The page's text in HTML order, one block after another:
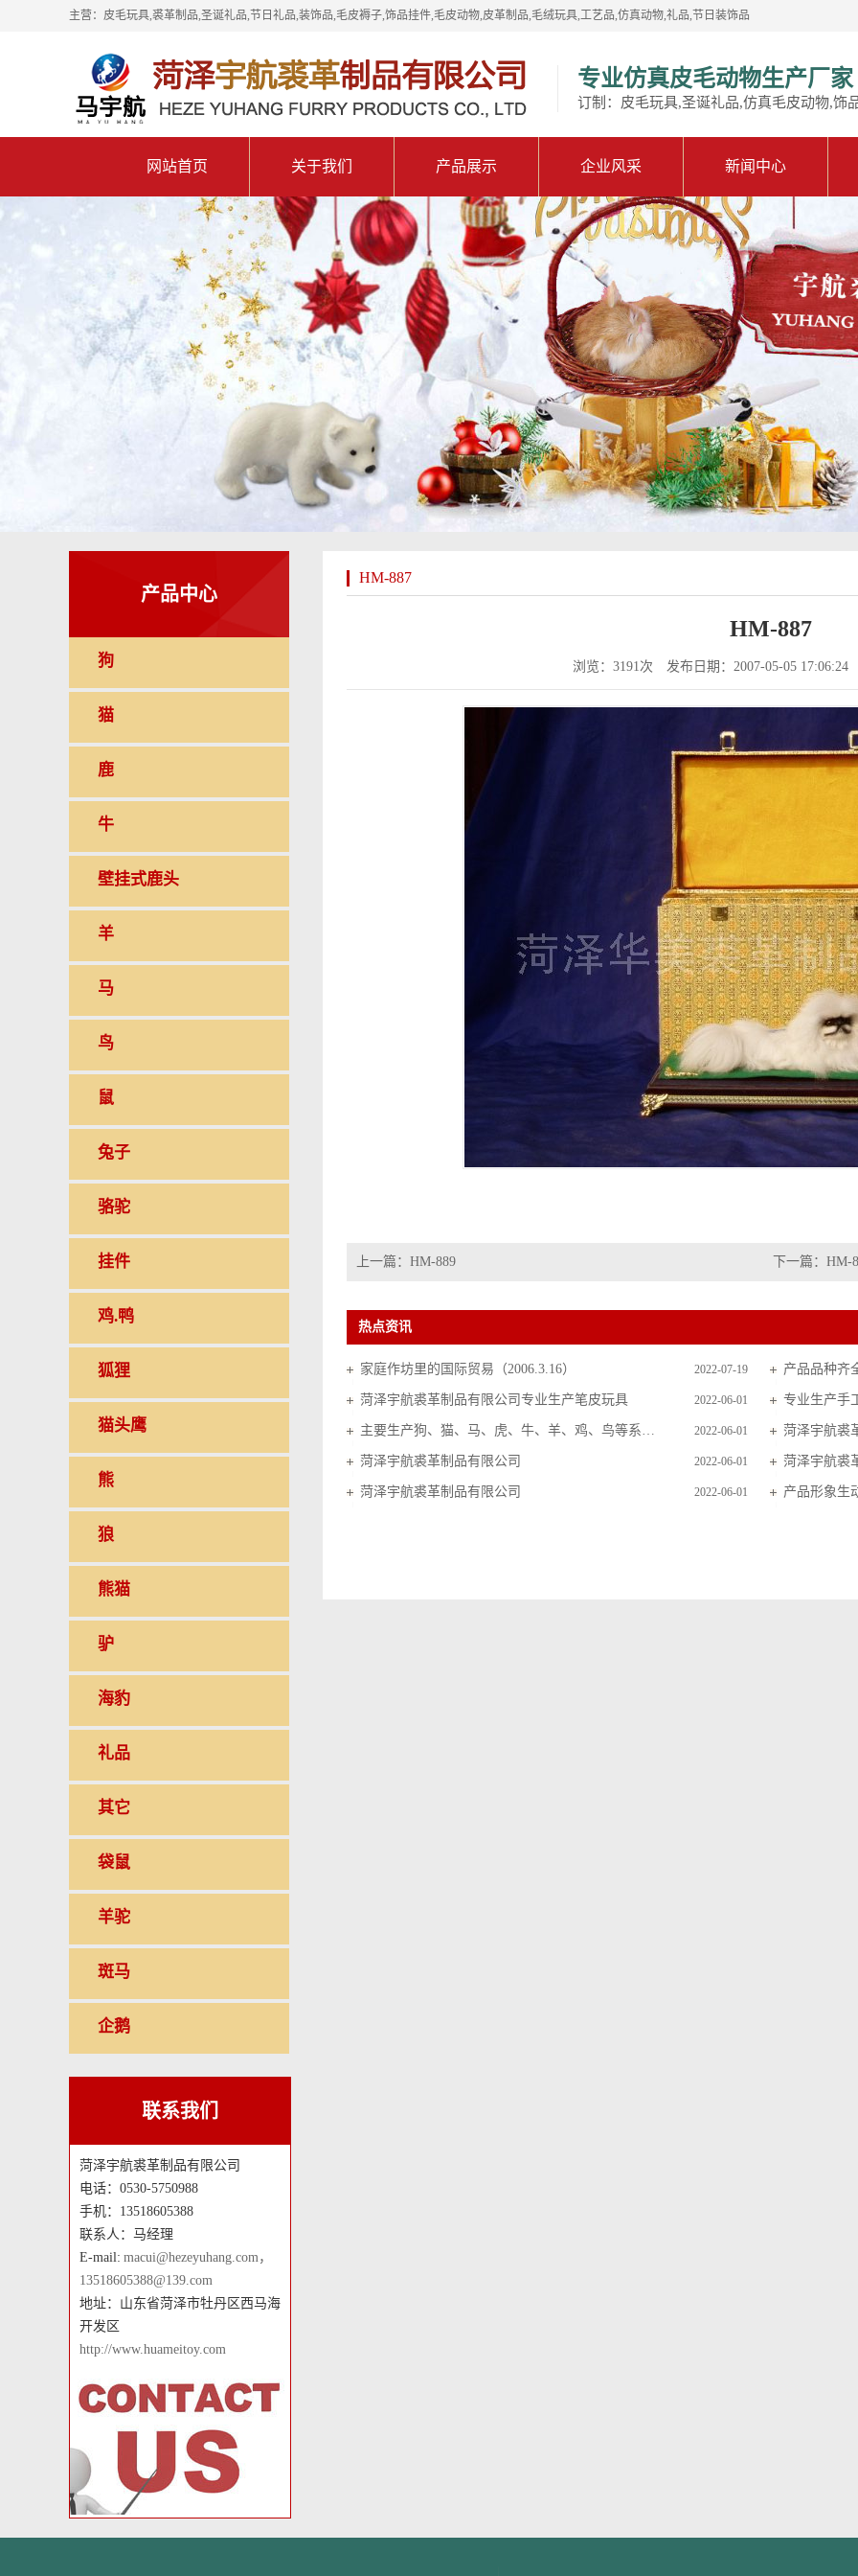
主营：皮毛玩具,裘革制品,圣诞礼品,节日礼品,装饰品,毛皮褥子,饰品挂件,毛皮动物,皮革制品,毛绒玩具,工艺品,仿真动物,礼品,节日装饰品
专业仿真皮毛动物生产厂家
订制：皮毛玩具,圣诞礼品,仿真毛皮动物,饰
网站首页 关于我们 产品展示 企业风采 新闻中心
产品中心
狗
猫
鹿
牛
壁挂式鹿头
羊
马
鸟
鼠
兔子
骆驼
挂件
鸡.鸭
狐狸
猫头鹰
熊
狼
熊猫
驴
海豹
礼品
其它
袋鼠
羊驼
斑马
企鹅
联系我们
菏泽宇航裘革制品有限公司
电话：0530-5750988
手机：13518605388
联系人：马经理
E-mail: macui@hezeyuhang.com，
13518605388@139.com
地址：山东省菏泽市牡丹区西马海
开发区
http://www.huameitoy.com
HM-887
HM-887
浏览：3191次 发布日期：2007-05-05 17:06:24
上一篇： HM-889 下一篇： HM-
热点资讯
2022-07-19
家庭作坊里的国际贸易（2006.3.16） 产品品种齐
2022-06-01
菏泽宇航裘革制品有限公司专业生产笔皮玩具 专业生产手
2022-06-01
主要生产狗、猫、马、虎、牛、羊、鸡、鸟等系列毛皮玩具 菏泽宇航裘
2022-06-01
菏泽宇航裘革制品有限公司 菏泽宇航裘
2022-06-01
菏泽宇航裘革制品有限公司 产品形象生